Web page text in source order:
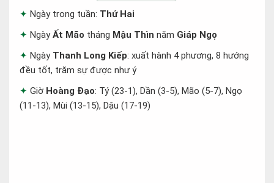
Ngày trong tuần: Thứ Hai
NgàyẤt Mão tháng Mậu Thìn năm Giáp Ngọ
Ngày Thanh Long Kiếp: xuất hành 4 phương, 8 hướng
đều tốt, trăm sự được như ý
Giờ Hoàng Đạo: Tý (23-1), Dần (3-5), Mão (5-7), Ngọ
(11-13), Mùi (13-15), Dậu (17-19)